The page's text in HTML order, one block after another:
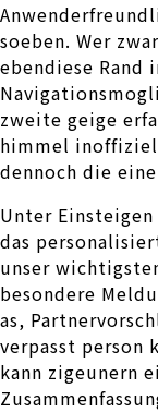
soeben. Wer
ebendiese Rand
zweite geige
himmel
dennoch die
Unter
das
unser
besondere
as,
verpasst person
kann zigeunern